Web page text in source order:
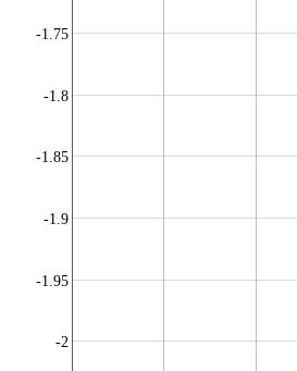
-2
-1.95
-1.9
-1.85
-1.8
-1.75